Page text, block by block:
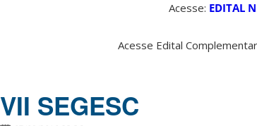
Acesse: EDITAL
Acesse Edital
VII SEGESC